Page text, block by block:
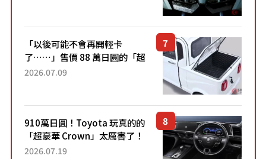
「以後可能不會再開輕卡
了……」售價 88 萬日圓的「超
迷你輕型貨車」引發兩極評
了！...
2026.07.09
910萬日圓！Toyota 玩真的的
「超豪華 Crown」太厲害了！
採用由「匠人技藝」打造的
2026.07.19